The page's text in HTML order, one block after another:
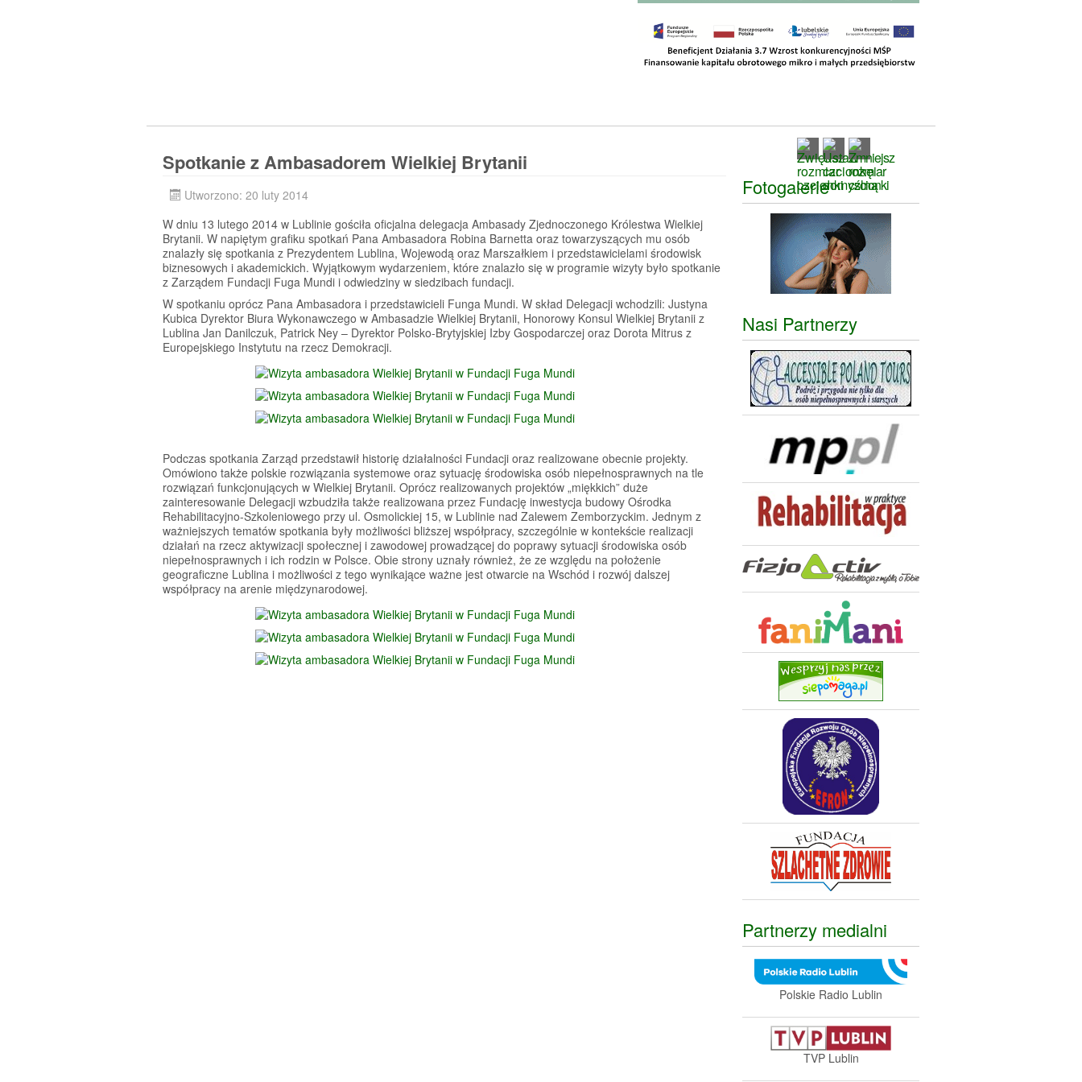
Spotkanie z Ambasadorem Wielkiej Brytanii
Utworzono: 20 luty 2014
W dniu 13 lutego 2014 w Lublinie gościła oficjalna delegacja Ambasady Zjednoczonego Królestwa Wielkiej
Brytanii. W napiętym grafiku spotkań Pana Ambasadora Robina Barnetta oraz towarzyszących mu osób
znalazły się spotkania z Prezydentem Lublina, Wojewodą oraz Marszałkiem i przedstawicielami środowisk
biznesowych i akademickich. Wyjątkowym wydarzeniem, które znalazło się w programie wizyty było spotkanie
z Zarządem Fundacji Fuga Mundi i odwiedziny w siedzibach fundacji.
W spotkaniu oprócz Pana Ambasadora i przedstawicieli Funga Mundi. W skład Delegacji wchodzili: Justyna
Kubica Dyrektor Biura Wykonawczego w Ambasadzie Wielkiej Brytanii, Honorowy Konsul Wielkiej Brytanii z
Lublina Jan Danilczuk, Patrick Ney – Dyrektor Polsko-Brytyjskiej Izby Gospodarczej oraz Dorota Mitrus z
Europejskiego Instytutu na rzecz Demokracji.
Podczas spotkania Zarząd przedstawił historię działalności Fundacji oraz realizowane obecnie projekty.
Omówiono także polskie rozwiązania systemowe oraz sytuację środowiska osób niepełnosprawnych na tle
rozwiązań funkcjonujących w Wielkiej Brytanii. Oprócz realizowanych projektów „miękkich” duże
zainteresowanie Delegacji wzbudziła także realizowana przez Fundację inwestycja budowy Ośrodka
Rehabilitacyjno-Szkoleniowego przy ul. Osmolickiej 15, w Lublinie nad Zalewem Zemborzyckim. Jednym z
ważniejszych tematów spotkania były możliwości bliższej współpracy, szczególnie w kontekście realizacji
działań na rzecz aktywizacji społecznej i zawodowej prowadzącej do poprawy sytuacji środowiska osób
niepełnosprawnych i ich rodzin w Polsce. Obie strony uznały również, że ze względu na położenie
geograficzne Lublina i możliwości z tego wynikające ważne jest otwarcie na Wschód i rozwój dalszej
współpracy na arenie międzynarodowej.
Fotogalerie
Nasi Partnerzy
Partnerzy medialni
Polskie Radio Lublin
TVP Lublin